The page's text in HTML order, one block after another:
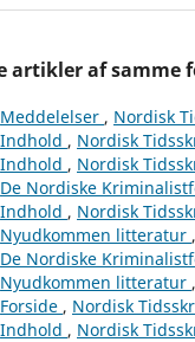
artikler af samme
Meddelelser , Nordisk
Indhold , Nordisk
Indhold , Nordisk
De Nordiske
Indhold , Nordisk
Nyudkommen litteratur ,
De Nordiske
Nyudkommen litteratur ,
Forside , Nordisk
Indhold , Nordisk